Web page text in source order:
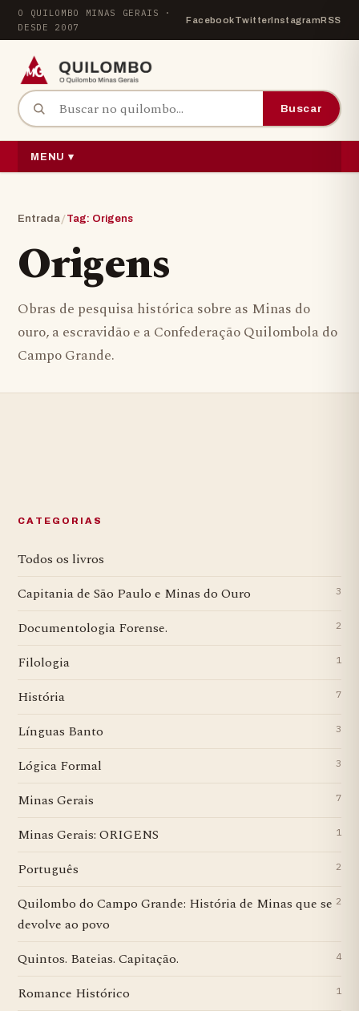
Pular para o conteúdo
O QUILOMBO MINAS GERAIS ·
DESDE 2007
FacebookTwitterInstagramRSS
Buscar por: Buscar
MENU ▾
Entrada/Tag: Origens
Origens
Obras de pesquisa histórica sobre as Minas do
ouro, a escravidão e a Confederação Quilombola do
Campo Grande.
CATEGORIAS
Todos os livros
Capitania de São Paulo e Minas do Ouro
3
Documentologia Forense. 2
Filologia 1
História 7
Línguas Banto 3
Lógica Formal 3
Minas Gerais 7
Minas Gerais: ORIGENS 1
Português 2
Quilombo do Campo Grande: História de Minas que se
devolve ao povo
2
Quintos. Bateias. Capitação. 4
Romance Histórico 1